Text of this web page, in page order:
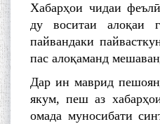
Хабарҳои чидаи
ду воситаи алоқаи
пайвандаки
пас алоқаманд
Дар ин маврид
якум, пеш аз
омада муносибати